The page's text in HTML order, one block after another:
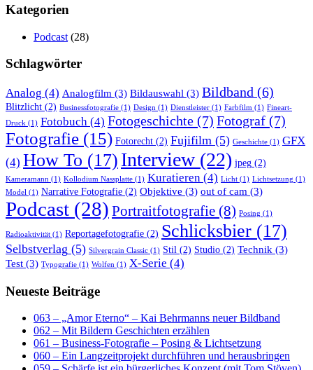
Kategorien
Podcast (28)
Schlagwörter
Analog (4) Analogfilm (3) Bildauswahl (3) Bildband (6)
Blitzlicht (2) Businessfotografie (1) Design (1) Dienstleister (1) Farbfilm (1) Fineart-
Druck (1) Fotobuch (4) Fotogeschichte (7) Fotograf (7)
Fotografie (15) Fotorecht (2) Fujifilm (5) Geschichte (1) GFX
(4) How To (17) Interview (22) jpeg (2)
Kameramann (1) Kollodium Nassplatte (1) Kuratieren (4) Licht (1) Lichtsetzung (1)
Model (1) Narrative Fotografie (2) Objektive (3) out of cam (3)
Podcast (28) Portraitfotografie (8) Posing (1)
Radioaktivität (1) Reportagefotografie (2) Schlicksbier (17)
Selbstverlag (5) Silvergrain Classic (1) Stil (2) Studio (2) Technik (3)
Test (3) Typografie (1) Wolfen (1) X-Serie (4)
Neueste Beiträge
063 – „Amor Eterno“ – Kai Behrmanns neuer Bildband
062 – Mit Bildern Geschichten erzählen
061 – Business-Fotografie – Posing & Lichtsetzung
060 – Ein Langzeitprojekt durchführen und herausbringen